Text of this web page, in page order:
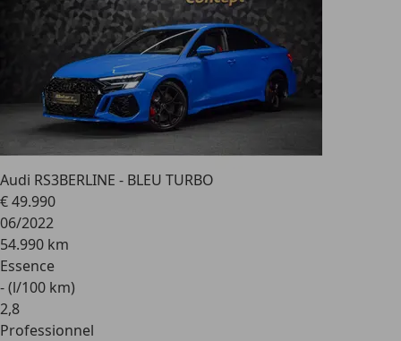
Audi RS3BERLINE - BLEU TURBO
€ 49.990
06/2022
54.990 km
Essence
- (l/100 km)
2,8
Professionnel